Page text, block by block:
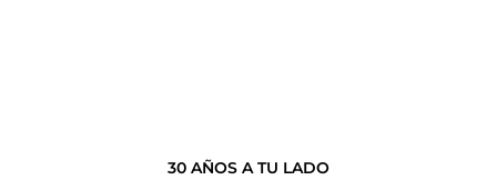
30 AÑOS A TU LADO